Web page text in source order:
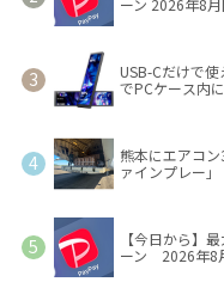
ーン 2026年8
USB-Cだけで
でPCケース内
熊本にエアコ
ァインプレー」
【今日から】
ーン 2026年8